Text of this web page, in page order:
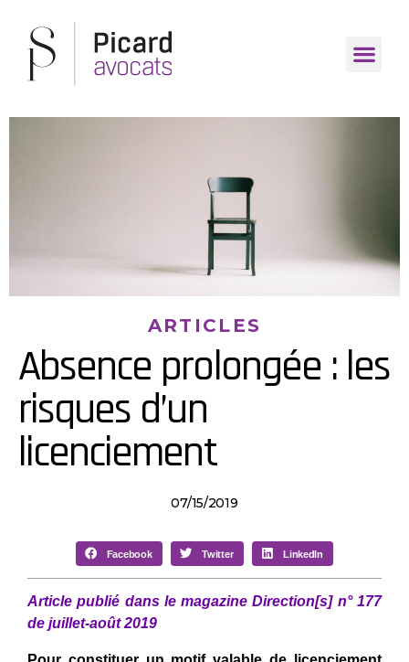
ARTICLES
Absence prolongée : les
risques d’un
licenciement
07/15/2019
Facebook Twitter LinkedIn
Article publié dans le magazine Direction[s] n° 177
de juillet-août 2019